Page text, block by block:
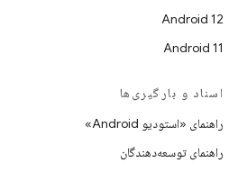
Android 12
Android 11
اسناد و بارگیری‌ها
راهنمای «استودیو Android»
راهنمای توسعه‌دهندگان